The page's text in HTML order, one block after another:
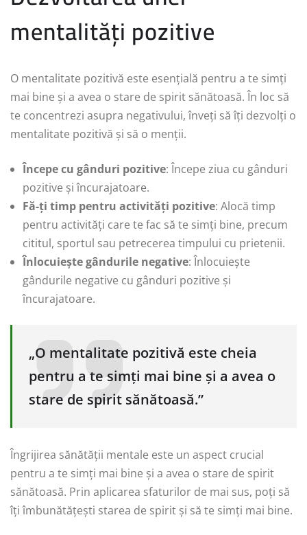
mentalități pozitive
O mentalitate pozitivă este esențială pentru a te simți
mai bine și a avea o stare de spirit sănătoasă. În loc să
te concentrezi asupra negativului, înveți să îți dezvolți o
mentalitate pozitivă și să o menții.
Începe cu gânduri pozitive: Începe ziua cu gânduri
pozitive și încurajatoare.
Fă-ți timp pentru activități pozitive: Alocă timp
pentru activități care te fac să te simți bine, precum
cititul, sportul sau petrecerea timpului cu prietenii.
Înlocuiește gândurile negative: Înlocuiește
gândurile negative cu gânduri pozitive și
încurajatoare.
„O mentalitate pozitivă este cheia
pentru a te simți mai bine și a avea o
stare de spirit sănătoasă.”
Îngrijirea sănătății mentale este un aspect crucial
pentru a te simți mai bine și a avea o stare de spirit
sănătoasă. Prin aplicarea sfaturilor de mai sus, poți să
îți îmbunătățești starea de spirit și să te simți mai bine.